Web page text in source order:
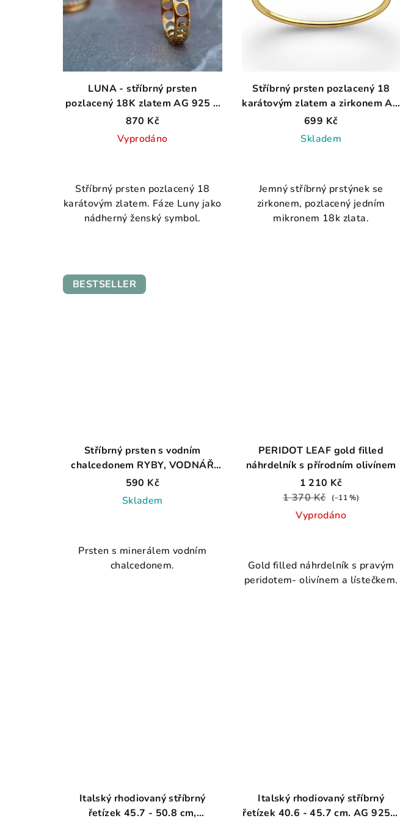
LUNA - stříbrný prsten
pozlacený 18K zlatem AG 925 ≤
2,2 g
870 Kč
Vyprodáno
produktu
je
5,0
Stříbrný prsten pozlacený 18
karátovým zlatem. Fáze Luny jako
nádherný ženský symbol.
Stříbrný prsten pozlacený 18
karátovým zlatem a zirkonem AG
925 ≤ 0,6 g
699 Kč
Skladem
produktu
je
5,0
Jemný stříbrný prstýnek se
zirkonem, pozlacený jedním
mikronem 18k zlata.
BESTSELLER
Stříbrný prsten s vodním
chalcedonem RYBY, VODNÁŘ
AG 925 ≤ 0,6 g
590 Kč
Skladem
produktu
je
Prsten s minerálem vodním
chalcedonem.
PERIDOT LEAF gold filled
náhrdelník s přírodním olivínem
1 210 Kč
1 370 Kč
(–11 %)
Vyprodáno
produktu
je
Gold filled náhrdelník s pravým
peridotem- olivínem a lístečkem.
Italský rhodiovaný stříbrný
řetízek 45.7 - 50.8 cm,
Italský rhodiovaný stříbrný
řetízek 40.6 - 45.7 cm. AG 925 ≤